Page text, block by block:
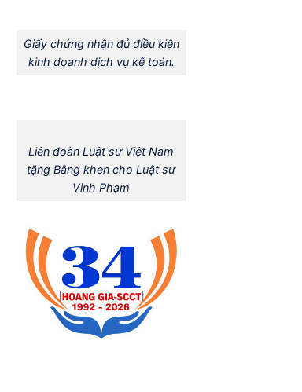
Giấy chứng nhận đủ điều kiện
kinh doanh dịch vụ kế toán.
Liên đoàn Luật sư Việt Nam
tặng Bằng khen cho Luật sư
Vinh Phạm